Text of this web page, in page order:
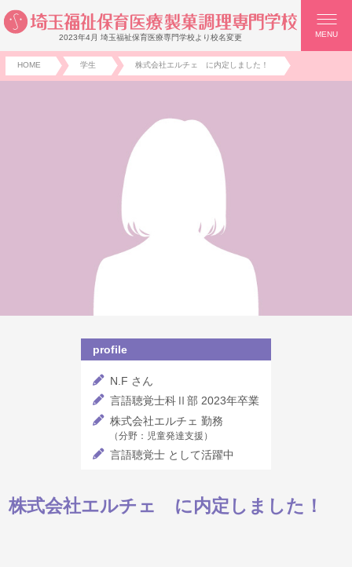
2023年4月 埼玉福祉保育医療専門学校より校名変更 MENU
HOME 学生 株式会社エルチェ に内定しました！
profile
N.F さん
言語聴覚士科Ⅱ部 2023年卒業
株式会社エルチェ 勤務
（分野：児童発達支援）
言語聴覚士 として活躍中
株式会社エルチェ に内定しました！